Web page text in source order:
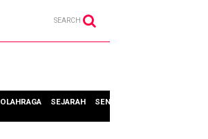
SEARCH
OLAHRAGA SEJARAH SENI & BUDAYA